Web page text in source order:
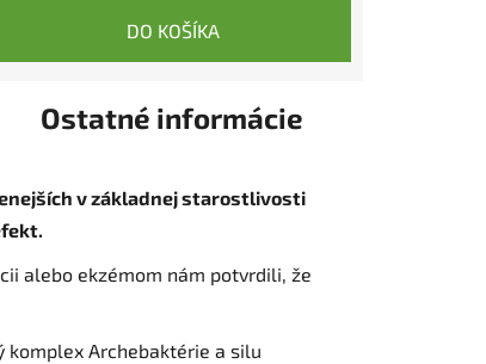
DO KOŠÍKA
Ostatné informácie
v základnej starostlivosti
alebo ekzémom nám potvrdili, že
komplex Archebaktérie a silu